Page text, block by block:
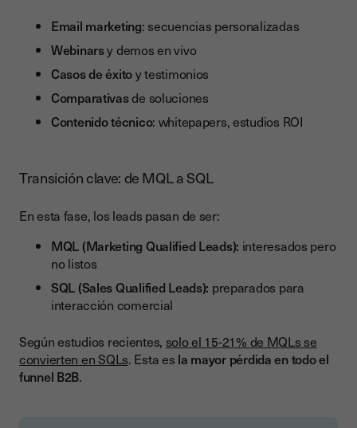
Email marketing: secuencias personalizadas
Webinarsy demos en vivo
Casos de éxitoy testimonios
Comparativasde soluciones
Contenido técnico: whitepapers, estudios ROI
Transición clave: de MQL a SQL
En esta fase, los leads pasan de ser:
MQL (Marketing Qualified Leads): interesados pero
no listos
SQL (Sales Qualified Leads): preparados para
interacción comercial
Según estudios recientes, solo el 15-21% de MQLs se
convierten en SQLs. Esta es la mayor pérdida en todo el
funnel B2B.